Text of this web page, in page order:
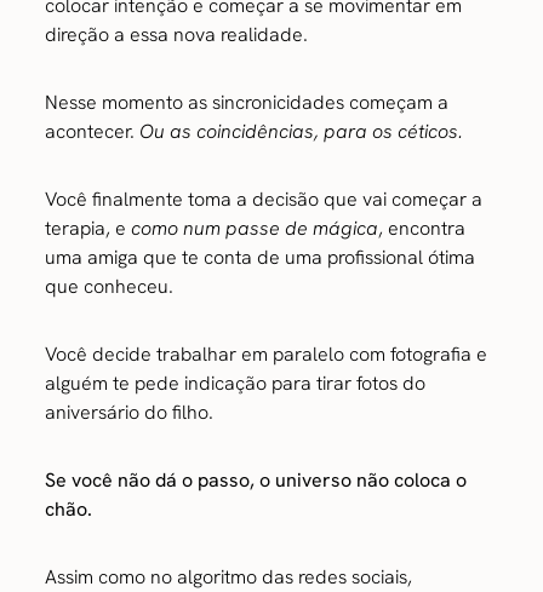
colocar intenção e começar a se movimentar em
direção a essa nova realidade.
Nesse momento as sincronicidades começam a
acontecer. Ou as coincidências, para os céticos.
Você finalmente toma a decisão que vai começar a
terapia, ecomo num passe de mágica, encontra
uma amiga que te conta de uma profissional ótima
que conheceu.
Você decide trabalhar em paralelo com fotografia e
alguém te pede indicação para tirar fotos do
aniversário do filho.
Se você não dá o passo, o universo não coloca o
chão.
Assim como no algoritmo das redes sociais,